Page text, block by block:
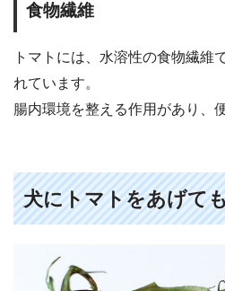
食物繊維
トマトには、水溶性の食物繊維
れています。
腸内環境を整える作用があり、
犬にトマトをあげて